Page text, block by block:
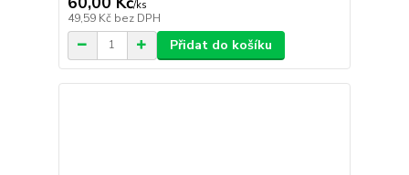
/ks
49,59 Kč bez DPH
Přidat do košíku